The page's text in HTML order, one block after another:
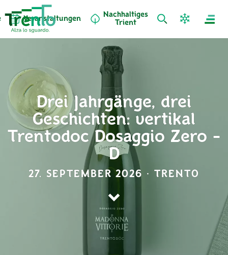
Veranstaltungen
Nachhaltiges
Trient
Drei Jahrgänge, drei
Geschichten: vertikal
Trentodoc Dosaggio Zero -
D
27. SEPTEMBER 2026 · TRENTO